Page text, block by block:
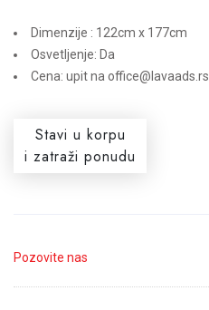
Dimenzije : 122cm x 177cm
Osvetljenje: Da
Cena: upit na office@lavaads.rs
Stavi u korpu
i zatraži ponudu
Pozovite nas